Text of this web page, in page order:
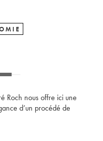
Roch nous offre ici une
d’un procédé de